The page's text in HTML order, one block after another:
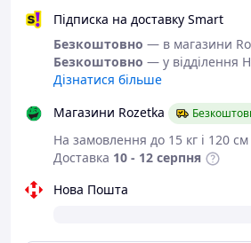
Підписка на доставку Smart
Безкоштовно — в магазини
Безкоштовно — у відділення
Дізнатися більше
Магазини Rozetka
На замовлення до 15 кг і 120 см
Доставка 10 - 12 серпня
Нова Пошта